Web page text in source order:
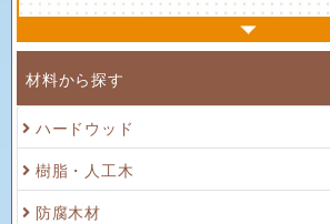
材料から探す
ハードウッド
樹脂・人工木
防腐木材